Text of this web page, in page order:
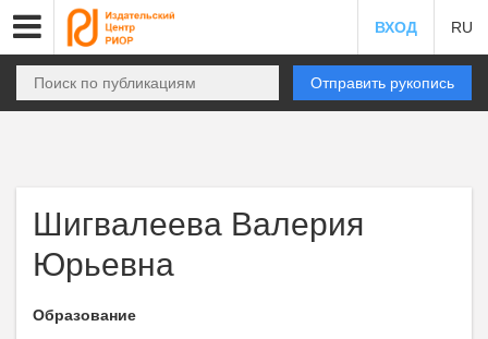
ВХОД RU
Отправить рукопись
Шигвалеева Валерия
Юрьевна
Образование